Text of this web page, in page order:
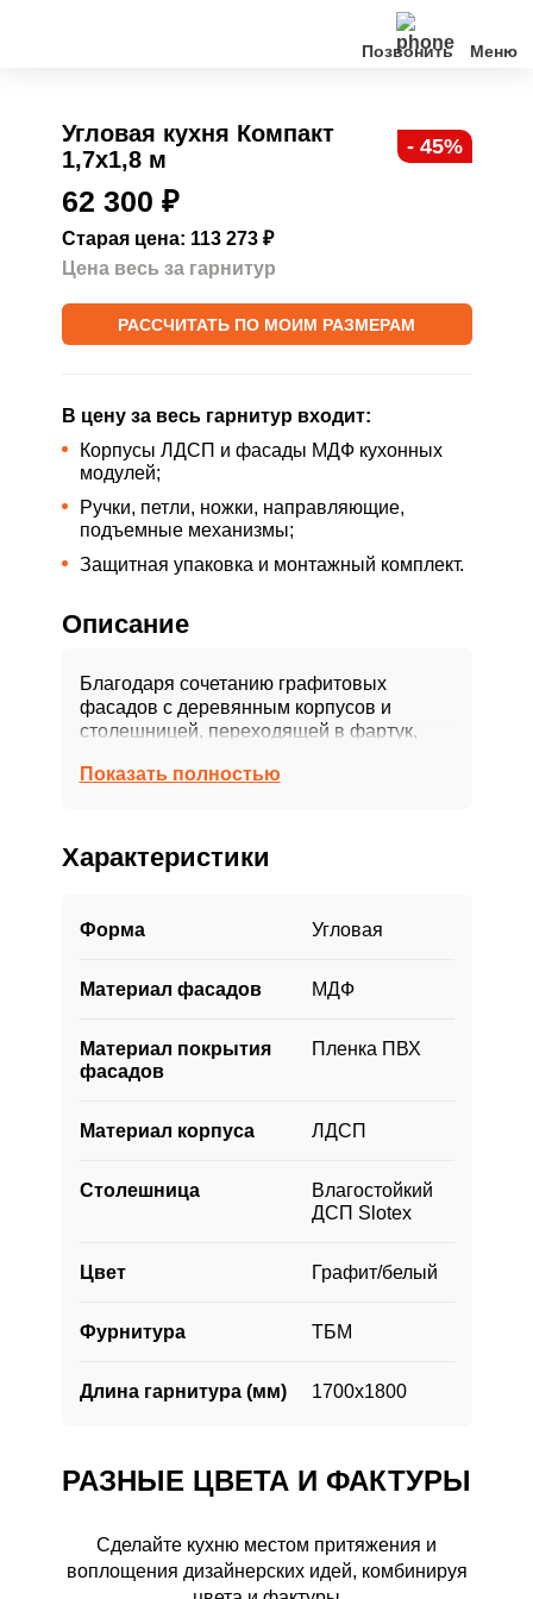
Позвонить
Клиентам
О нас
Акции
Угловая кухня Компакт
1,7х1,8 м
- 45%
62 300 ₽
Старая цена: 113 273 ₽
Цена весь за гарнитур
РАССЧИТАТЬ ПО МОИМ РАЗМЕРАМ
В цену за весь гарнитур входит:
Корпусы ЛДСП и фасады МДФ кухонных
модулей;
Ручки, петли, ножки, направляющие,
подъемные механизмы;
Защитная упаковка и монтажный комплект.
Описание
Благодаря сочетанию графитовых
фасадов с деревянным корпусов и
столешницей, переходящей в фартук,
же время уютная. Шкафы без ручек
кухонной мебели.
хранения продуктов и кухонной утвари.
Нижний ряд оснащен выдвижными
бутылочницей с плавным ходом. Между
зазора, что также помогает поддерживать
чистоту.
Показать полностью
Характеристики
Форма Угловая
Материал фасадов МДФ
Материал покрытия
фасадов
Пленка ПВХ
Материал корпуса ЛДСП
Столешница
Влагостойкий
ДСП Slotex
Цвет Графит/белый
Фурнитура ТБМ
Длина гарнитура (мм) 1700х1800
РАЗНЫЕ ЦВЕТА И ФАКТУРЫ
Сделайте кухню местом притяжения и
воплощения дизайнерских идей, комбинируя
РАЗНЫЕ ЦВЕТА И ФАКТУРЫ